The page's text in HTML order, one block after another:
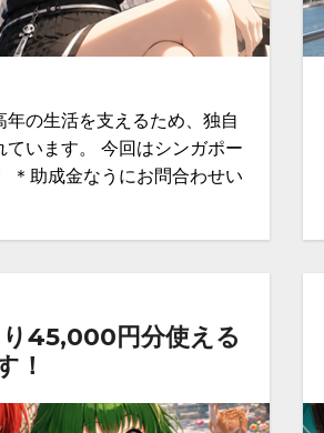
の生活を支えるため、独自
います。 今回はシンガポー
＊助成金なうにお問合わせい
り45,000円分使える
！